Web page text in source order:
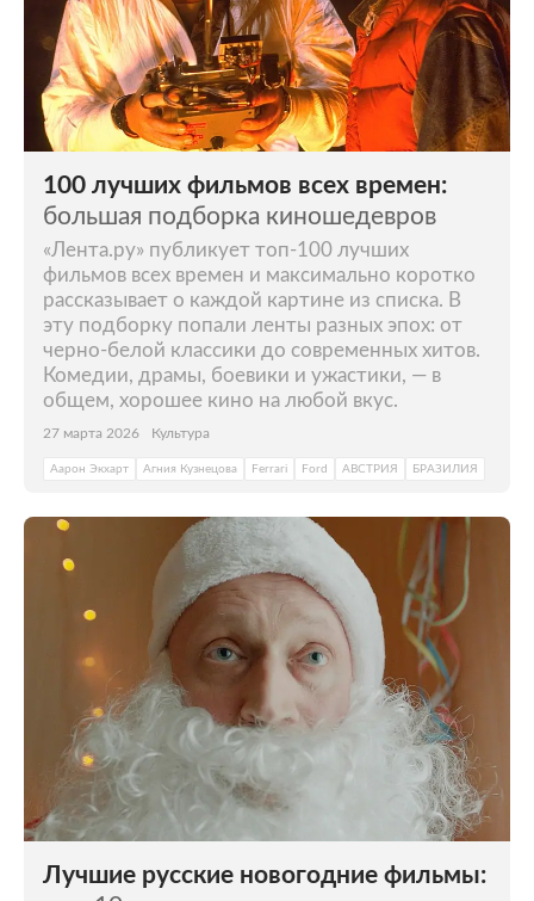
100 лучших фильмов всех времен:
большая подборка киношедевров
«Лента.ру» публикует топ-100 лучших
фильмов всех времен и максимально коротко
рассказывает о каждой картине из списка. В
эту подборку попали ленты разных эпох: от
черно-белой классики до современных хитов.
Комедии, драмы, боевики и ужастики, — в
общем, хорошее кино на любой вкус.
27 марта 2026 Культура
Аарон Экхарт Агния Кузнецова Ferrari Ford АВСТРИЯ БРАЗИЛИЯ
Лучшие русские новогодние фильмы: